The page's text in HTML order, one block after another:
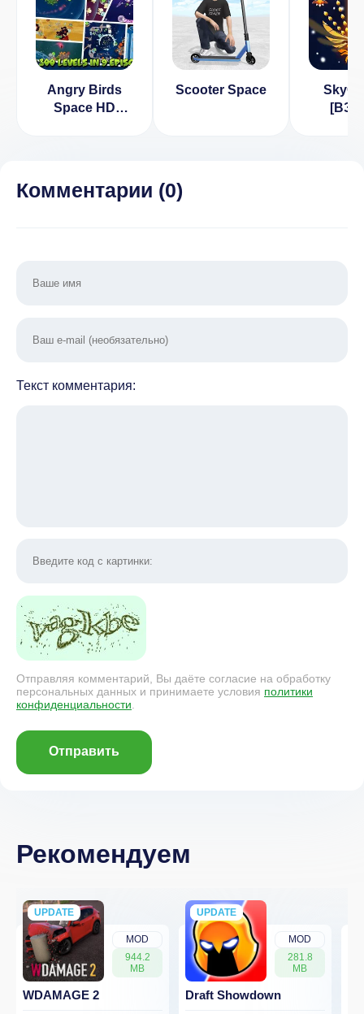
Angry Birds
Space HD
Scooter Space
Комментарии (0)
Текст комментария:
Отправляя комментарий, Вы даёте согласие на обработку
персональных данных и принимаете условия политики
конфиденциальности
Отправить
Рекомендуем
MOD
944.2
MB
UPDATE
NEW
WDAMAGE 2
MOD
281.8
MB
UPDATE
NEW
Draft Showdown